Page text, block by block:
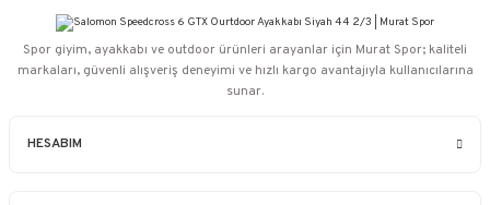
HESABIM
Spor giyim, ayakkabı ve outdoor ürünleri arayanlar için Murat Spor; kaliteli
markaları, güvenli alışveriş deneyimi ve hızlı kargo avantajıyla kullanıcılarına
sunar.